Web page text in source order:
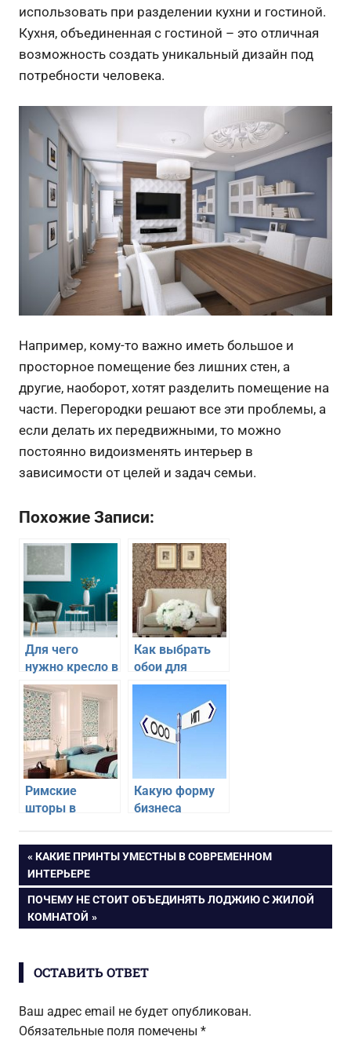
использовать при разделении кухни и гостиной.
Кухня, объединенная с гостиной – это отличная
возможность создать уникальный дизайн под
потребности человека.
Например, кому-то важно иметь большое и
просторное помещение без лишних стен, а
другие, наоборот, хотят разделить помещение на
части. Перегородки решают все эти проблемы, а
если делать их передвижными, то можно
постоянно видоизменять интерьер в
зависимости от целей и задач семьи.
Похожие Записи:
Для чего
нужно кресло в
гостиной
Как выбрать
обои для
гостиной с
потолком
Римские
шторы в
какие выбрать
Какую форму
бизнеса
старта? В чем
разница между
Навигация
по
записям
ПРЕДЫДУЩАЯ
ЗАПИСЬ:
КАКИЕ ПРИНТЫ УМЕСТНЫ В СОВРЕМЕННОМ
ИНТЕРЬЕРЕ
СЛЕДУЮЩАЯ
ЗАПИСЬ:
ПОЧЕМУ НЕ СТОИТ ОБЪЕДИНЯТЬ ЛОДЖИЮ С ЖИЛОЙ
КОМНАТОЙ
ОСТАВИТЬ ОТВЕТ
Ваш адрес email не будет опубликован.
Обязательные поля помечены *